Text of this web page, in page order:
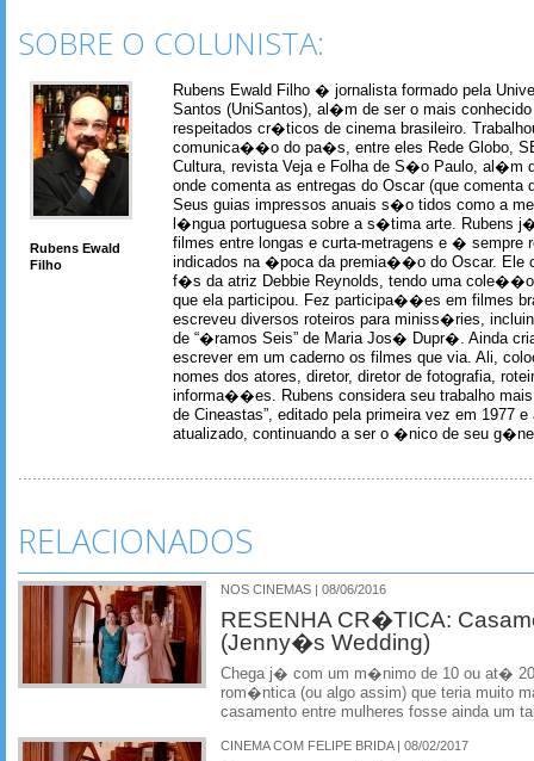
SOBRE O COLUNISTA:
Rubens Ewald
Filho
Rubens Ewald Filho � jornalista formado pela
Santos (UniSantos), al�m de ser o mais
respeitados cr�ticos de cinema brasileiro.
comunica��o do pa�s, entre eles Rede Globo,
Cultura, revista Veja e Folha de S�o Paulo, al�m
onde comenta as entregas do Oscar (que comenta
Seus guias impressos anuais s�o tidos como a
l�ngua portuguesa sobre a s�tima arte. Rubens
filmes entre longas e curta-metragens e � sempre
indicados na �poca da premia��o do Oscar. Ele
f�s da atriz Debbie Reynolds, tendo uma
que ela participou. Fez participa��es em filmes
escreveu diversos roteiros para miniss�ries,
de “�ramos Seis” de Maria Jos� Dupr�. Ainda
escrever em um caderno os filmes que via. Ali,
nomes dos atores, diretor, diretor de fotografia,
informa��es. Rubens considera seu trabalho
de Cineastas”, editado pela primeira vez em 1977 e
atualizado, continuando a ser o �nico de seu
RELACIONADOS
NOS CINEMAS | 08/06/2016
RESENHA CR�TICA:
(Jenny�s Wedding)
Chega j� com um m�nimo de 10 ou at�
rom�ntica (ou algo assim) que teria muito
casamento entre mulheres fosse ainda um
CINEMA COM FELIPE BRIDA | 08/02/2017